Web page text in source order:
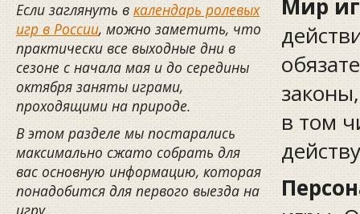
Если заглянуть в календарь ролевых
игр в России, можно заметить, что
практически все выходные дни в
сезоне с начала мая и до середины
октября заняты играми,
проходящими на природе.
В этом разделе мы постарались
максимально сжато собрать для
вас основную информацию, которая
понадобится для первого выезда на
игру.
Мир
в том